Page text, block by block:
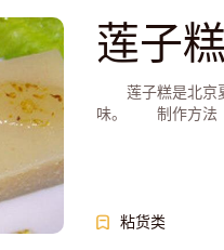
莲子
莲子糕是北京夏
味。 制作方法
粘货类